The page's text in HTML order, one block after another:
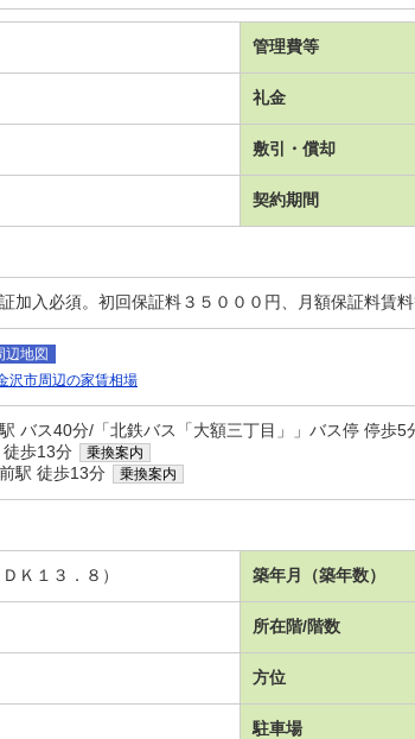
管理費等
礼金
敷引・償却
契約期間
加入必須。初回保証料３５０００円、月額保証料賃
辺地図
沢市周辺の家賃相場
バス40分/「北鉄バス「大額三丁目」」バス停 停歩5
歩13分 乗換案内
駅 徒歩13分 乗換案内
１３．８） 築年月（築年数）
所在階/階数
方位
駐車場